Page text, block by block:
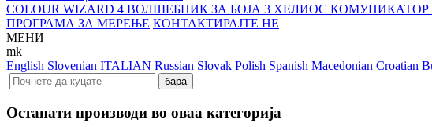
COLOUR WIZARD 4 ВОЛШЕБНИК ЗА БОЈА 3 ХЕЛИОС КОМУНИКАТОР
ПРОГРАМА ЗА МЕРЕЊЕ КОНТАКТИРАЈТЕ НЕ
МЕНИ
mk
English Slovenian ITALIAN Russian Slovak Polish Spanish Macedonian Croatian
Останати производи во оваа категорија